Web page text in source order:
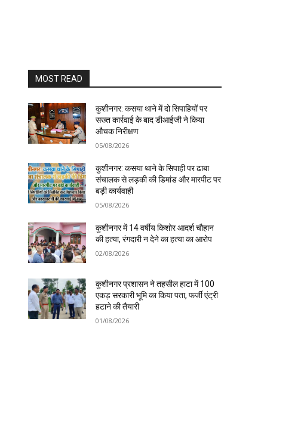
MOST READ
कुशीनगर: कसया थाने में दो सिपाहियों पर
सख्त कार्रवाई के बाद डीआईजी ने किया
औचक निरीक्षण
05/08/2026
कुशीनगर: कसया थाने के सिपाही पर ढाबा
संचालक से लड़की की डिमांड और मारपीट पर
बड़ी कार्यवाही
05/08/2026
कुशीनगर में 14 वर्षीय किशोर आदर्श चौहान
की हत्या, रंगदारी न देने का हत्या का आरोप
02/08/2026
कुशीनगर प्रशासन ने तहसील हाटा में 100
एकड़ सरकारी भूमि का किया पता, फर्जी एंट्री
हटाने की तैयारी
01/08/2026